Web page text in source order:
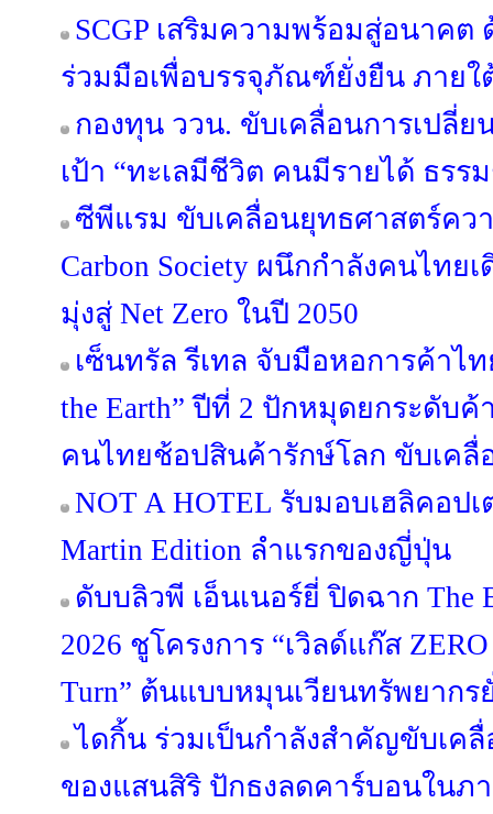
SCGP เสริมความพร้อมสู่อนาค
ร่วมมือเพื่อบรรจุภัณฑ์ยั่งยืน ภายใ
กองทุน ววน. ขับเคลื่อนการเปลี่
เป้า “ทะเลมีชีวิต คนมีรายได้ ธรร
ซีพีแรม ขับเคลื่อนยุทธศาสตร์คว
Carbon Society ผนึกกำลังคนไท
มุ่งสู่ Net Zero ในปี 2050
เซ็นทรัล รีเทล จับมือหอการค้าไท
the Earth” ปีที่ 2 ปักหมุดยกระดับ
คนไทยช้อปสินค้ารักษ์โลก ขับเคลื่
NOT A HOTEL รับมอบเฮลิคอปเ
Martin Edition ลำแรกของญี่ปุ่น
ดับบลิวพี เอ็นเนอร์ยี่ ปิดฉาก The
2026 ชูโครงการ “เวิลด์แก๊ส
Turn” ต้นแบบหมุนเวียนทรัพยากร
ไดกิ้น ร่วมเป็นกำลังสำคัญขับเคลื่
ของแสนสิริ ปักธงลดคาร์บอนในภ